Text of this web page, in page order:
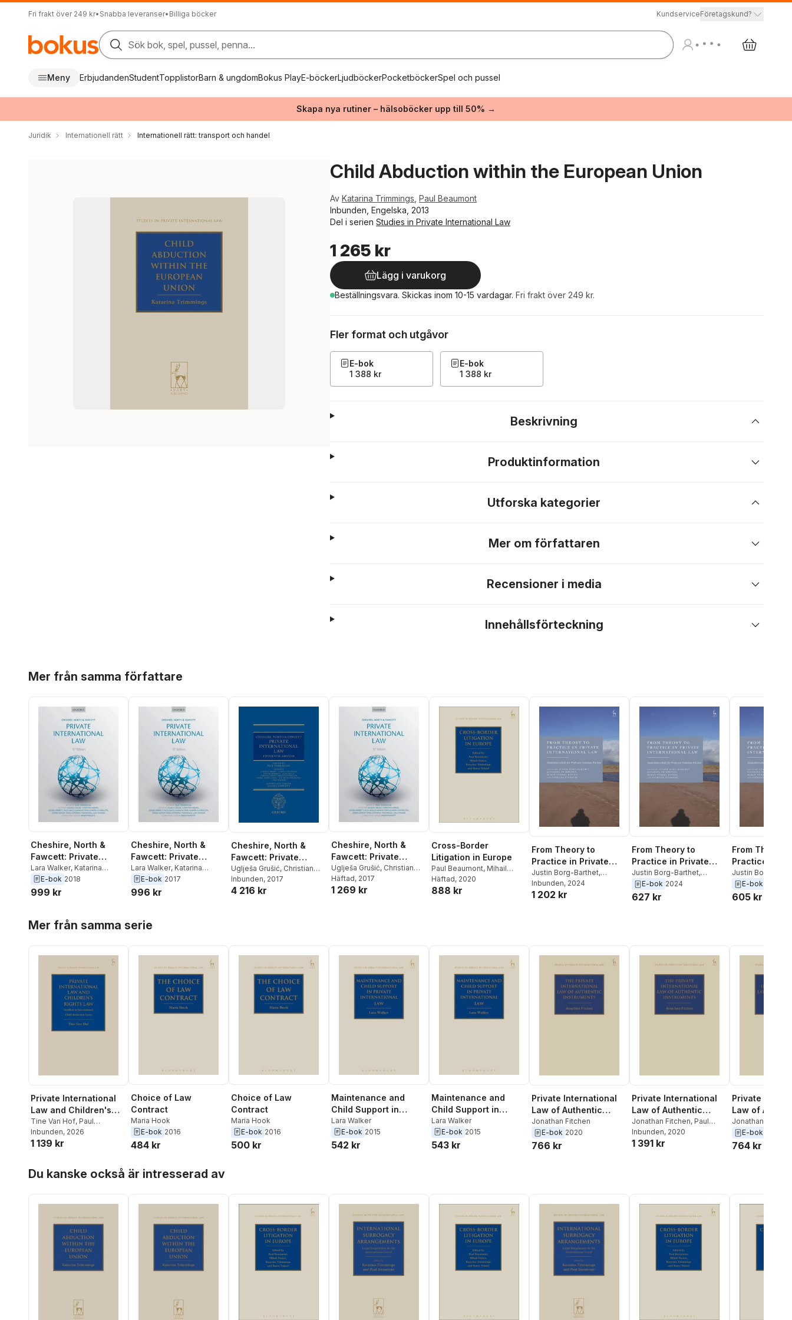
Fri frakt över 249 kr• Snabba leveranser• Billiga böcker KundserviceFöretagskund?
Sök bok, spel, pussel, penna...
Meny ErbjudandenStudentTopplistorBarn & ungdomBokus PlayE-böckerLjudböckerPocketböckerSpel och pussel
Skapa nya rutiner – hälsoböcker upp till 50% →
Juridik Internationell rätt Internationell rätt: transport och handel
Child Abduction within the European Union
Av Katarina Trimmings Paul Beaumont
Inbunden, Engelska, 2013
Del i serien Studies in Private International Law
1 265 kr
Lägg i varukorg
Beställningsvara. Skickas inom 10-15 vardagar. Fri frakt över 249 kr.
Fler format och utgåvor
E-bok
1 388 kr
E-bok
1 388 kr
Beskrivning
Produktinformation
Utforska kategorier
Mer om författaren
Recensioner i media
Innehållsförteckning
Mer från samma författare
Cheshire, North &
Fawcett: Private
International Law
Lara Walker, Katarina
Trimmings,Zheng Sophia
Tang, Carmen Otero
Christian Heinze
Grusic
,James J. Fawcett,
E-bok 2018
999 kr
Cheshire, North &
Fawcett: Private
International Law
Lara Walker, Katarina
Trimmings,Zheng Sophia
Tang, Carmen Otero
Christian Heinze
Grusic
E-bok 2017
996 kr
Cheshire, North &
Fawcett: Private
International Law
Uglješa Grušić, Christian
Heinze,Louise Merrett
Alex Mills,
Inbunden, 2017
4 216 kr
Cheshire, North &
Fawcett: Private
International Law
Uglješa Grušić, Christian
Heinze,Louise Merrett
Alex Mills,
Häftad, 2017
1 269 kr
Cross-Border
Litigation in Europe
Paul Beaumont, Mihail
Danov, Katarina Trimmings
Burcu Yüksel Ripley
Häftad, 2020
888 kr
From Theory to
Practice in Private
International Law
Justin Borg-Barthet,
Katarina Trimmings
Yüksel Ripley
Inbunden, 2024
1 202 kr
From Theory to
Practice in Private
International Law
Justin Borg-Barthet,
Katarina Trimmings
Yüksel Ripley
E-bok 2024
627 kr
From Theory
Practice in
International
Justin Borg-
Katarina
Yüksel Ripley
E-bok
605 kr
Mer från samma serie
Private International
Law and Children's
Rights Law
Tine Van Hof, Paul
Beaumont
Inbunden, 2026
1 139 kr
Choice of Law
Contract
Maria Hook
E-bok 2016
484 kr
Choice of Law
Contract
Maria Hook
E-bok 2016
500 kr
Maintenance and
Child Support in
Private International
Law
Lara Walker
E-bok 2015
542 kr
Maintenance and
Child Support in
Private International
Law
Lara Walker
E-bok 2015
543 kr
Private International
Law of Authentic
Instruments
Jonathan Fitchen
E-bok 2020
766 kr
Private International
Law of Authentic
Instruments
Jonathan Fitchen, Paul
Beaumont
Inbunden, 2020
1 391 kr
Private
Law of
Instruments
Jonathan Fitchen
E-bok
764 kr
Du kanske också är intresserad av